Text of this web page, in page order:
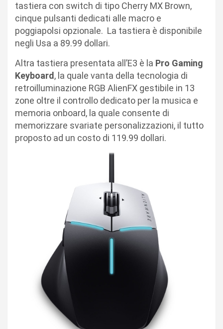
tastiera con switch di tipo Cherry MX Brown,
cinque pulsanti dedicati alle macro e
poggiapolsi opzionale. La tastiera è disponibile
negli Usa a 89.99 dollari.
Altra tastiera presentata all’E3 è la Pro Gaming
Keyboard , la quale vanta della tecnologia di
retroilluminazione RGB AlienFX gestibile in 13
zone oltre il controllo dedicato per la musica e
memoria onboard, la quale consente di
memorizzare svariate personalizzazioni, il tutto
proposto ad un costo di 119.99 dollari.